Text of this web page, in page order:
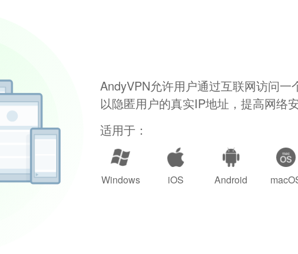
AndyVPN允许用户通过互联网访问一
以隐匿用户的真实IP地址，提高网络
适用于：
Windows iOS Android